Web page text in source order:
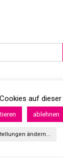
auf
ablehnen
ändern...